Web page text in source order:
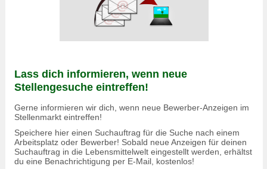
Lass dich informieren, wenn neue
Stellengesuche eintreffen!
Gerne informieren wir dich, wenn neue Bewerber-Anzeigen im
Stellenmarkt eintreffen!
Speichere hier einen Suchauftrag für die Suche nach einem
Arbeitsplatz oder Bewerber! Sobald neue Anzeigen für deinen
Suchauftrag in die Lebensmittelwelt eingestellt werden, erhältst
du eine Benachrichtigung per E-Mail, kostenlos!